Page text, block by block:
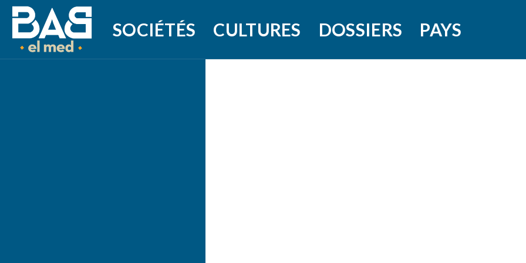
SOCIÉTÉS CULTURES DOSSIERS PAYS